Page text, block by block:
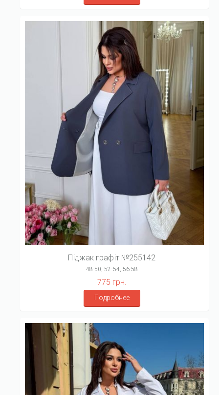
Піджак графіт №255142
48-50, 52-54, 56-58
775 грн.
Подробнее